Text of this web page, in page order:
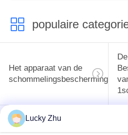
populaire
Het apparaat van de
schommelingsbescherming
De
Type - het Apparaat
Lucky Zhu